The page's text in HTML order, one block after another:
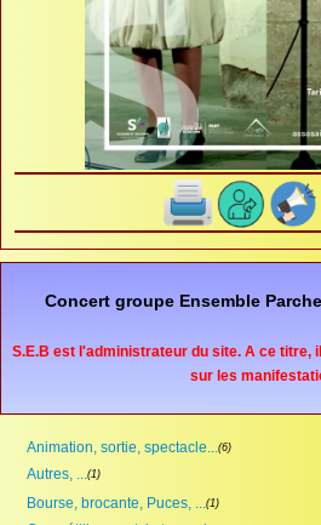
Concert groupe Ensemble
S.E.B est l'administrateur du site. A ce titre,
sur les
Animation, sortie, spectacle...(6)
Autres, ...(1)
Bourse, brocante, Puces, ...(1)